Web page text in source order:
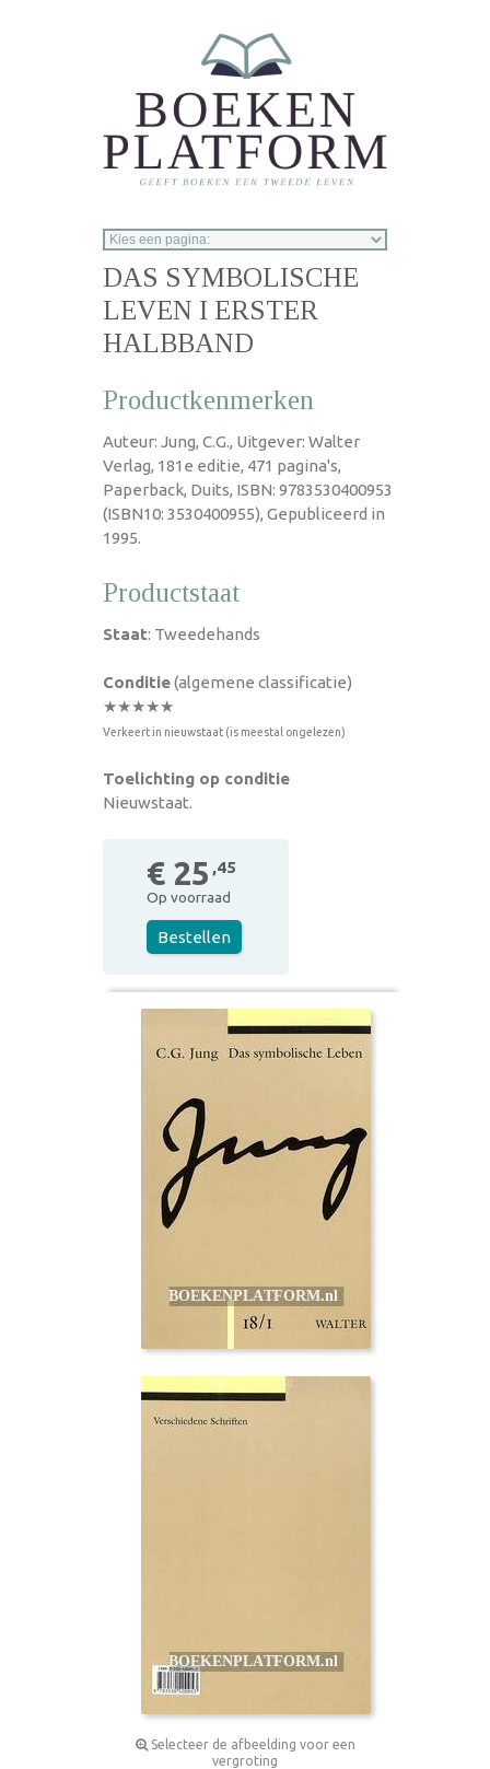
DAS SYMBOLISCHE
LEVEN I ERSTER
HALBBAND
Productkenmerken
Auteur: Jung, C.G., Uitgever: Walter
Verlag, 181e editie, 471 pagina's,
Paperback, Duits, ISBN: 9783530400953
(ISBN10: 3530400955), Gepubliceerd in
1995.
Productstaat
Staat: Tweedehands
Conditie(algemene classificatie)
★★★★★
Verkeert in nieuwstaat (is meestal ongelezen)
Toelichting op conditie
Nieuwstaat.
€ 25 ,45
Op voorraad
Bestellen
Selecteer de afbeelding voor een
vergroting